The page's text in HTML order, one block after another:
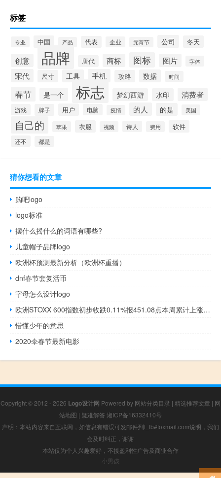
标签
专业 中国 产品 代表 企业 元宵节 公司 冬天
创意 品牌 唐代 商标 图标 图片 字体
宋代 尺寸 工具 手机 攻略 数据 时间
春节 是一个 标志 梦幻西游 水印 消费者
游戏 牌子 用户 电脑 疫情 的人 的是 美国
自己的 苹果 衣服 视频 诗人 费用 软件
还不 都是
猜你想看的文章
购吧logo
logo标准
摆什么摇什么的词语有哪些?
儿童帽子品牌logo
欧洲杯预测最新分析（欧洲杯重播）
dnf春节套复活币
字母怎么设计logo
欧洲STOXX 600指数初步收跌0.11%报451.08点本周累计上涨大约0.58%欧元区STOXX 50指数初步大致收平报4231.71点本周累涨约0.43%富时泛欧绩优300指数初步收跌0.09%报1786.97点欧元区蓝筹股中阿斯麦ASML初步收跌2.0%Prosus和开云集团跌0.8%英飞凌跌0.6%宝马跌0.5%巴斯夫跌0.3%汽车生产商Stellantis则涨0.8%伊维尔德罗拉涨0.9%裕信银行涨约1.0%CHR爱尔兰股价涨1.16%德国DAX 30指数初步收跌0.04%报15614.56
懵懂少年的意思
2020伞春节最新电影
Copyright © 2012 - 2026 Logo设计网 Powered by 网站分类目录 | 精选推荐文章 | 网
站地图 | 疑难解答 湘ICP备16332410号
声明：本站内容来自互联网，如信息有错误可发邮件到f_fb#foxmail.com说明，我们
会及时纠正，谢谢
本站仅为个人兴趣爱好，不接盈利性广告及商业合作
小男孩